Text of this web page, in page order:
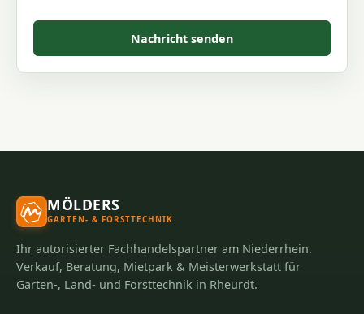
Nachricht senden
MÖLDERS
GARTEN- & FORSTTECHNIK
Ihr autorisierter Fachhandelspartner am Niederrhein.
Verkauf, Beratung, Mietpark & Meisterwerkstatt für
Garten-, Land- und Forsttechnik in Rheurdt.